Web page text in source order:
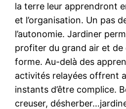
la terre leur apprendront
et l’organisation. Un pas
l’autonomie. Jardiner
profiter du grand air et de
forme. Au-delà des
activités relayées offrent
instants d’être complice.
creuser,